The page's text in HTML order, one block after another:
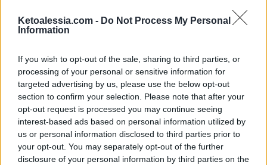
Ketoalessia.com - Do Not Process My Personal
Information
If you wish to opt-out of the sale, sharing to third parties, or
processing of your personal or sensitive information for
targeted advertising by us, please use the below opt-out
section to confirm your selection. Please note that after your
opt-out request is processed you may continue seeing
interest-based ads based on personal information utilized by
us or personal information disclosed to third parties prior to
your opt-out. You may separately opt-out of the further
disclosure of your personal information by third parties on the
RICETTE DOLCI CHETOGENICI
Barrette keto cocco e lamponi senza
cottura
DiAlessia Vinci 5 Agosto 2025
3 min lettura
Preparare uno snack keto in casa può essere semplice, anche